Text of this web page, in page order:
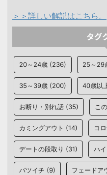
＞＞詳しい解説はこちら。
タグ
20～24歳 (236) 25～29
35～39歳 (200) 40歳以
お断り・別れ話 (35) こ
カミングアウト (14) コ
デートの段取り (31) ハ
バツイチ (9) フェードア